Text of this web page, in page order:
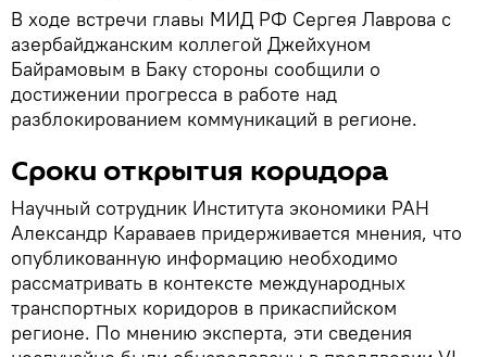
В ходе встречи главы МИД РФ Сергея Лаврова с
азербайджанским коллегой Джейхуном
Байрамовым в Баку стороны сообщили о
достижении прогресса в работе над
разблокированием коммуникаций в регионе.
Сроки открытия коридора
Научный сотрудник Института экономики РАН
Александр Караваев придерживается мнения, что
опубликованную информацию необходимо
рассматривать в контексте международных
транспортных коридоров в прикаспийском
регионе. По мнению эксперта, эти сведения